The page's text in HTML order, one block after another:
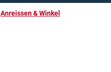
Anreissen & Winkel